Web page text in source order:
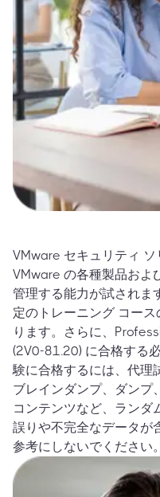
VMware セキュリティ ソ
VMware の各種製品およ
管理する能力が試されま
定のトレーニング コー
ります。さらに、
(2V0-81.20) に合格する
験に合格するには、代理
ブレインダンプ、ダンプ
コンテンツなど、ランダ
誤りや不完全なデータが
参考にしないでください。